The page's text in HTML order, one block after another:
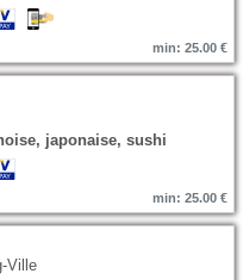
min: 25.00 €
japonaise, sushi
min: 25.00 €
Ville